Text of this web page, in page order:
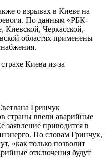
о взрывах в Киеве на
По данным «РБК-
Киевской, Черкасской,
областях применены
Киева из-за
Гринчук
страны ввели аварийные
заявление приводится в
По словам Гринчук,
«как только позволит
отключения будут